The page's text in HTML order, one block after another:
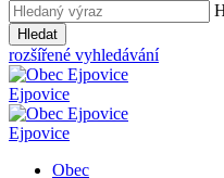
Hledat
rozšířené vyhledávání
Ejpovice
Ejpovice
Obec